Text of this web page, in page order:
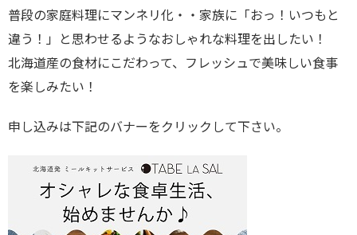
普段の家庭料理にマンネリ化・・家族に「おっ！いつもと
違う！」と思わせるようなおしゃれな料理を出したい！
北海道産の食材にこだわって、フレッシュで美味しい食事
を楽しみたい！
申し込みは下記のバナーをクリックして下さい。